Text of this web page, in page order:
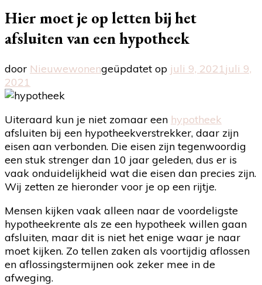
Hier moet je op letten bij het
afsluiten van een hypotheek
door Nieuwewonengeüpdatet op juli 9, 2021juli 9,
2021
Uiteraard kun je niet zomaar een hypotheek
afsluiten bij een hypotheekverstrekker, daar zijn
eisen aan verbonden. Die eisen zijn tegenwoordig
een stuk strenger dan 10 jaar geleden, dus er is
vaak onduidelijkheid wat die eisen dan precies zijn.
Wij zetten ze hieronder voor je op een rijtje.
Mensen kijken vaak alleen naar de voordeligste
hypotheekrente als ze een hypotheek willen gaan
afsluiten, maar dit is niet het enige waar je naar
moet kijken. Zo tellen zaken als voortijdig aflossen
en aflossingstermijnen ook zeker mee in de
afweging.